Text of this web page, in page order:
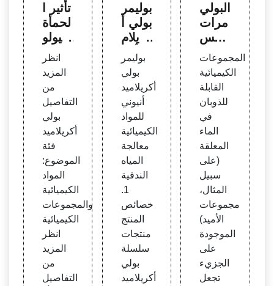
تأثير ا
لحمأة
البيولو
جية وا
لبولي
أكريلا
ميد
انظر
المزيد
من
التفاصيل
بولي
أكريلاميد
فئة
الموضوع:
المواد
الكيميائية
والمجموعات
الكيميائية
انظر
المزيد
من
التفاصيل
بوليمر
بولي أ
كريلام
يد أنيو
ني لح
قول ا
لنفط
بوليمر
بولي
أكريلاميد
أنيوني
للمواد
الكيميائية
معالجة
المياه
الندفية
1.
خصائص
المنتج
منتجات
سلسلة
بولي
أكريلاميد
البولي
مرات
لتحس
ين الم
طابقة
- Pet
roWi
ki
المجموعات
الكيميائية
القابلة
للذوبان
في
الماء
المعلقة
(على
سبيل
المثال،
مجموعات
الأميد)
الموجودة
على
الجزيء
تجعل